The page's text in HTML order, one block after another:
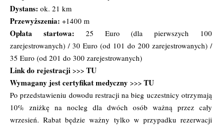
Dystans: ok. 21 km
Przewyższenia: +1400 m
Opłata startowa: 25 Euro (dla pierwszych 100
zarejestrowanych) / 30 Euro (od 101 do 200 zarejestrowanych) /
35 Euro (od 201 do 300 zarejestrowanych)
Link do rejestracji >>> TU
Wymagany jest certyfikat medyczny >>> TU
Po przedstawieniu dowodu restracji na bieg uczestnicy otrzymają
10% zniżkę na nocleg dla dwóch osób ważną przez cały
wrzesień. Rabat będzie ważny tylko w przypadku rezerwacji